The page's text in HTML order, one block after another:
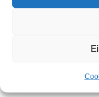
tour: